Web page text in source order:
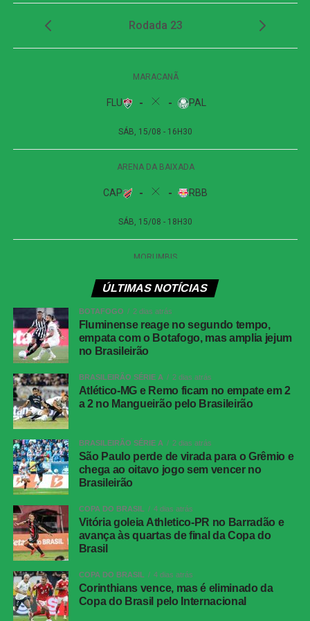
São Paulo perde de virada para o Grêmio e
chega ao oitavo jogo sem vencer no Brasileirão
O Botafogo abriu o placar aos 43 minutos. Em cobrança
de falta próxima à área, Alex Telles bateu com precisão. A
vantagem antes do intervalo.
ofensivo e quase empatou logo aos dois minutos. Samuel
facilitou a defesa de Warleson.
Com maior participação de Soteldo pelo lado direito, o
Tricolor passou a encontrar mais espaços na defesa
adversária. A pressão surtiu efeito aos 12 minutos.
Serna recebeu pela esquerda, cortou para o meio e fez o
cruzamento na direção da segunda trave. Ignácio
apareceu livre e cabeceou no canto. A bola ainda bateu
na trave antes de entrar, deixando o placar igualado.
O Botafogo teve uma boa oportunidade de retomar a
vantagem pouco depois. Montoro encontrou Villalba com
um passe de trivela, mas o atacante finalizou fraco,
facilitando a defesa de Fábio.
O Fluminense também ficou perto da virada aos 21
minutos. Nonato recebeu livre dentro da área e bateu
forte, mas Warleson fez uma defesa inusitada com a
cabeça e evitou o segundo gol tricolor.
ÚLTIMAS NOTÍCIAS
BOTAFOGO 2 dias atrás
Fluminense reage no segundo tempo,
empata com o Botafogo, mas amplia jejum
no Brasileirão
BRASILEIRÃO SÉRIE A 2 dias atrás
Atlético-MG e Remo ficam no empate em 2
a 2 no Mangueirão pelo Brasileirão
BRASILEIRÃO SÉRIE A 2 dias atrás
São Paulo perde de virada para o Grêmio e
chega ao oitavo jogo sem vencer no
Brasileirão
COPA DO BRASIL 4 dias atrás
Vitória goleia Athletico-PR no Barradão e
avança às quartas de final da Copa do
Brasil
COPA DO BRASIL 4 dias atrás
Corinthians vence, mas é eliminado da
Copa do Brasil pelo Internacional